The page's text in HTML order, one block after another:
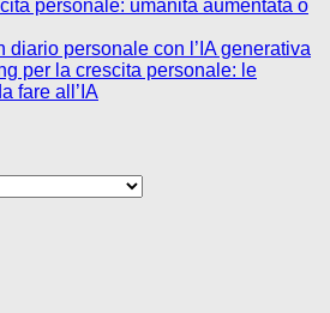
personale: umanità aumentata o
diario personale con l’IA generativa
per la crescita personale: le
fare all’IA